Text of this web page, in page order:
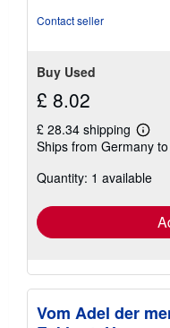
Contact seller
Buy Used
£ 8.02
£ 28.34 shipping
Learn
more
Ships from Germany
Quantity: 1 available
Vom Adel der